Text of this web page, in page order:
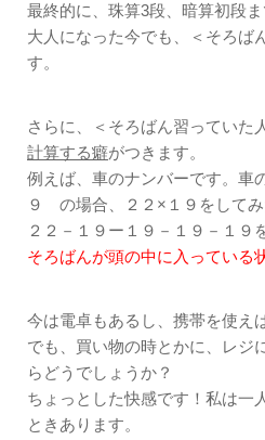
最終的に、珠算3段、暗算初段
大人になった今でも、＜そろば
す。
さらに、＜そろばん習っていた
計算する癖がつきます。
例えば、車のナンバーです。車
９ の場合、２２×１９をしてみ
２２－１９ー１９－１９－１９
そろばんが頭の中に入っている
今は電卓もあるし、携帯を使え
でも、買い物の時とかに、レジ
らどうでしょうか？
ちょっとした快感です！私は一
ときあります。